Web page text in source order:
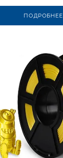
ПОДРОБНЕЕ